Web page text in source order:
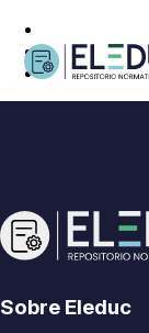
Sobre Eleduc